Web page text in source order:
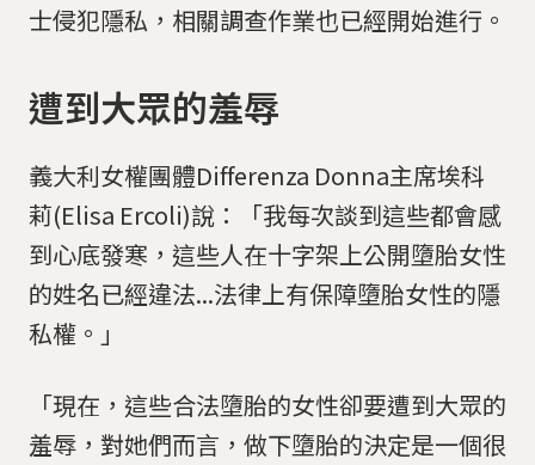
士侵犯隱私，相關調查作業也已經開始進行。
遭到大眾的羞辱
義大利女權團體Differenza Donna主席埃科
莉(Elisa Ercoli)說：「我每次談到這些都會感
到心底發寒，這些人在十字架上公開墮胎女性
的姓名已經違法...法律上有保障墮胎女性的隱
私權。」
「現在，這些合法墮胎的女性卻要遭到大眾的
羞辱，對她們而言，做下墮胎的決定是一個很